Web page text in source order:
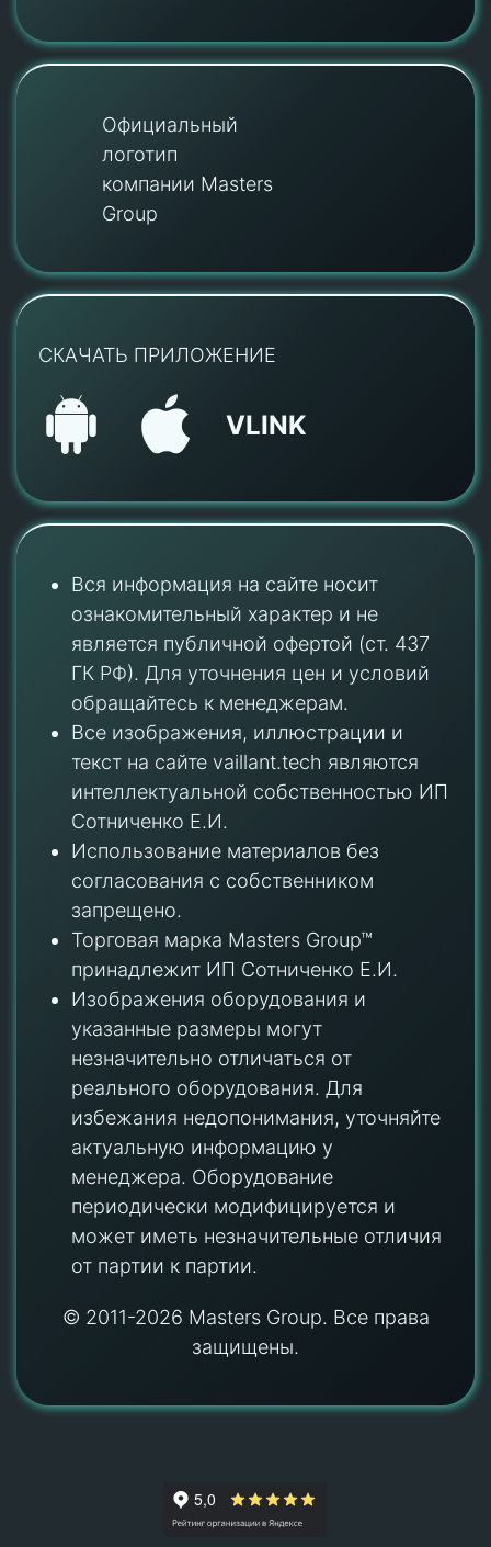
Официальный
логотип
компании Masters
Group
СКАЧАТЬ ПРИЛОЖЕНИЕ
VLINK
Вся информация на сайте носит
ознакомительный характер и не
является публичной офертой (ст. 437
ГК РФ). Для уточнения цен и условий
обращайтесь к менеджерам.
Все изображения, иллюстрации и
текст на сайте vaillant.tech являются
интеллектуальной собственностью ИП
Сотниченко Е.И.
Использование материалов без
согласования с собственником
запрещено.
Торговая марка Masters Group™
принадлежит ИП Сотниченко Е.И.
Изображения оборудования и
указанные размеры могут
незначительно отличаться от
реального оборудования. Для
избежания недопонимания, уточняйте
актуальную информацию у
менеджера. Оборудование
периодически модифицируется и
может иметь незначительные отличия
от партии к партии.
© 2011-2026 Masters Group. Все права
защищены.